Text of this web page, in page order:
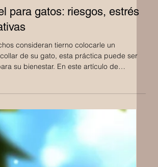
consideran tierno colocarle un
collar de su gato, esta práctica puede ser
su bienestar. En este artículo de
te explicamos cómo el cascabel afecta
estrés, frustra sus instintos y